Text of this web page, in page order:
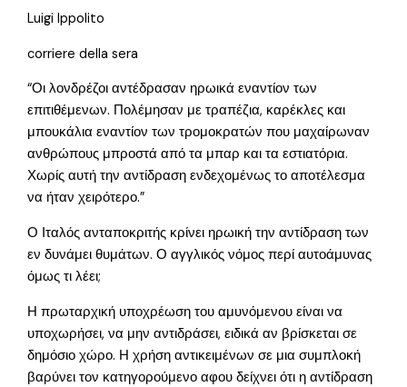
Luigi Ippolito
corriere della sera
“Οι λονδρέζοι αντέδρασαν ηρωικά εναντίον των
επιτιθέμενων. Πολέμησαν με τραπέζια, καρέκλες και
μπουκάλια εναντίον των τρομοκρατών που μαχαίρωναν
ανθρώπους μπροστά από τα μπαρ και τα εστιατόρια.
Χωρίς αυτή την αντίδραση ενδεχομένως το αποτέλεσμα
να ήταν χειρότερο.”
Ο Ιταλός ανταποκριτής κρίνει ηρωική την αντίδραση των
εν δυνάμει θυμάτων. Ο αγγλικός νόμος περί αυτοάμυνας
όμως τι λέει;
Η πρωταρχική υποχρέωση του αμυνόμενου είναι να
υποχωρήσει, να μην αντιδράσει, ειδικά αν βρίσκεται σε
δημόσιο χώρο. Η χρήση αντικειμένων σε μια συμπλοκή
βαρύνει τον κατηγορούμενο αφου δείχνει ότι η αντίδραση